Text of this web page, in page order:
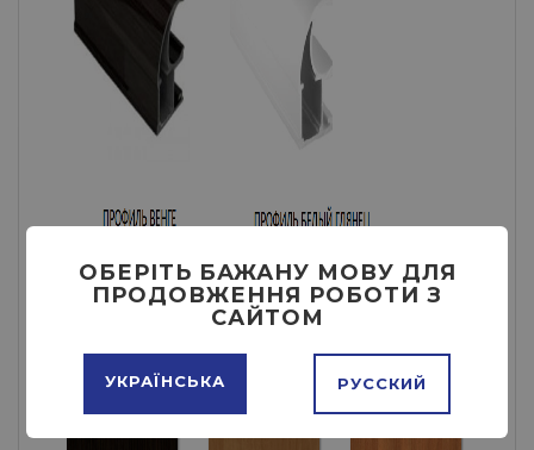
ОБЕРІТЬ БАЖАНУ МОВУ ДЛЯ
ПРОДОВЖЕННЯ РОБОТИ З
САЙТОМ
УКРАЇНСЬКА РУССКИЙ